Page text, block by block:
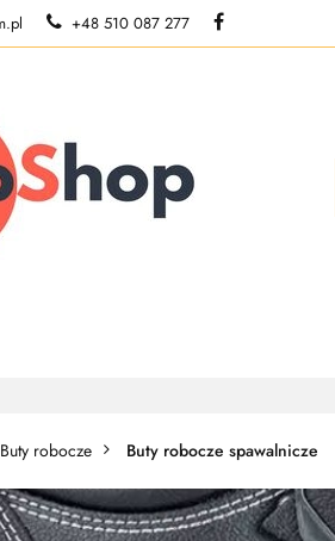
+48 510 087 277
ODZIEŻ ROBOCZA
Buty robocze Buty robocze spawalnicze